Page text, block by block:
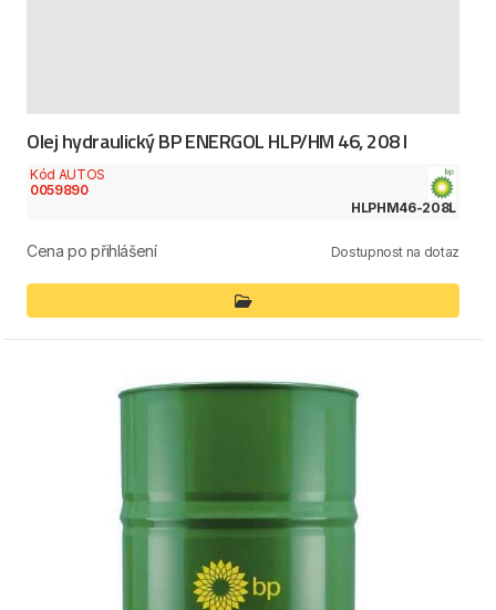
Olej hydraulický BP ENERGOL HLP/HM 46, 208 l
Kód AUTOS
0059890
HLPHM46-208L
Cena po přihlášení Dostupnost na dotaz